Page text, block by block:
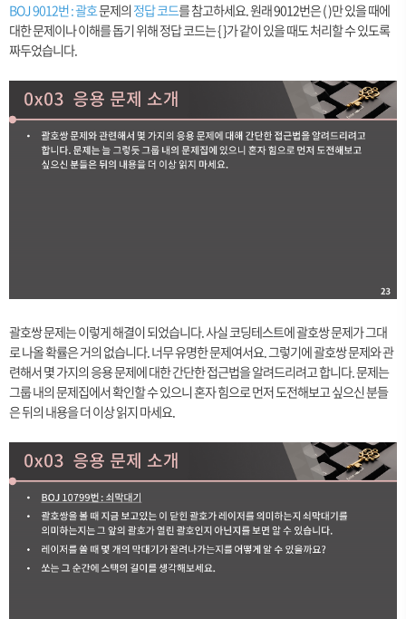
BOJ 9012번 : 괄호문제의정답 코드를 참고하세요. 원래 9012번은 ( )만 있을 때에
대한 문제이나 이해를 돕기 위해 정답 코드는 { }가 같이 있을 때도 처리할 수 있도록
짜두었습니다.
괄호쌍 문제는 이렇게 해결이 되었습니다. 사실 코딩테스트에 괄호쌍 문제가 그대
로 나올 확률은 거의 없습니다. 너무 유명한 문제여서요. 그렇기에 괄호쌍 문제와 관
련해서 몇 가지의 응용 문제에 대한 간단한 접근법을 알려드리려고 합니다. 문제는
그룹 내의 문제집에서 확인할 수 있으니 혼자 힘으로 먼저 도전해보고 싶으신 분들
은 뒤의 내용을 더 이상 읽지 마세요.